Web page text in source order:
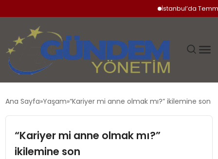
İstanbul’da Temmuz
DÜNYA
Ana Sayfa Yaşam “Kariyer mi anne olmak mı?” ikilemine son
“Kariyer mi anne olmak mı?”
ikilemine son